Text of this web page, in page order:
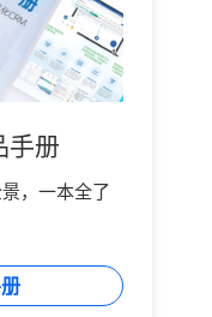
手册
，一本全了